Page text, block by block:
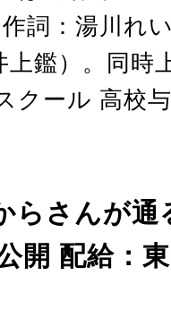
詞：湯川れ
上鑑）。同時
クール 高校
らさんが通
開 配給：